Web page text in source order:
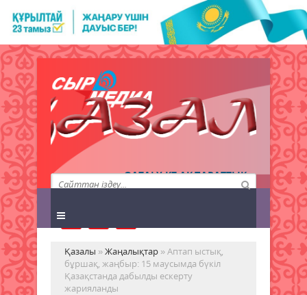
QAZALY.KZ АҚПАРАТТЫҚ
АГЕНТТІГІ
Қазалы »Жаңалықтар » Аптап ыстық,
бұршақ, жаңбыр: 15 маусымда бүкіл
Қазақстанда дабылды ескерту
жарияланды